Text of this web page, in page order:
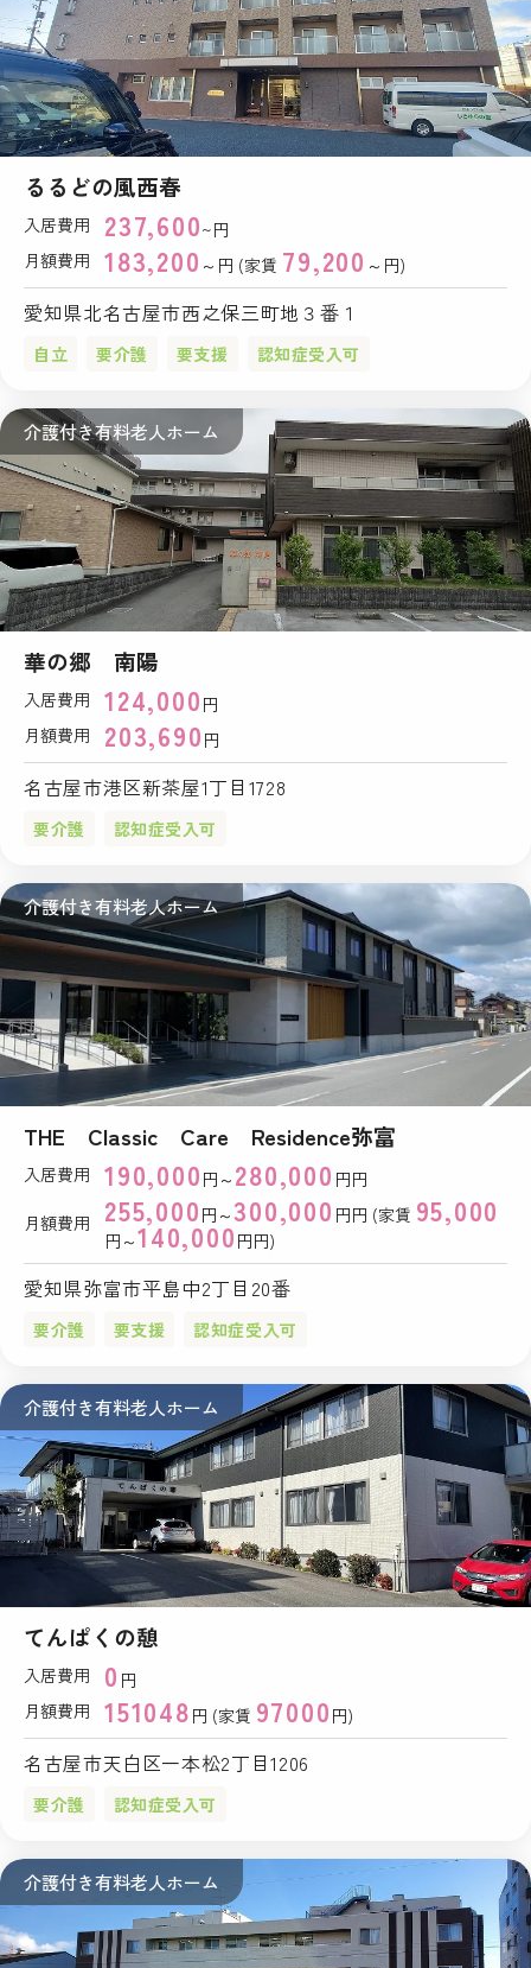
るるどの風西春
入居費用 237,600~円
月額費用
183,200 ～円 (家賃 79,200 ～円)
愛知県北名古屋市西之保三町地３番１
自立 要介護 要支援 認知症受入可
介護付き有料老人ホーム
華の郷 南陽
入居費用 124,000 円
月額費用
203,690 円
名古屋市港区新茶屋1丁目1728
要介護 認知症受入可
介護付き有料老人ホーム
THE Classic Care Residence弥富
入居費用 190,000 円～ 280,000 円円
月額費用
255,000 円～300,000 円円 (家賃 95,000
円～140,000 円円)
愛知県弥富市平島中2丁目20番
要介護 要支援 認知症受入可
介護付き有料老人ホーム
てんぱくの憩
入居費用 0 円
月額費用
151048 円 (家賃 97000 円)
名古屋市天白区一本松2丁目1206
要介護 認知症受入可
介護付き有料老人ホーム